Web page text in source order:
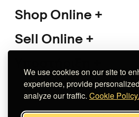
We use cookies on our site to
experience, provide
analyze our traffic. Cookie Policy.
Shop Online
Sell Online